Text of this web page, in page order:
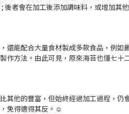
後者會在加工後添加調味料，或增加其
還能配合大量食材製成多款食品，例
作方法。由此可見，原來海苔也懂七十
其他的豐富，但始終經過加工過程，
免得適得其反。☺️